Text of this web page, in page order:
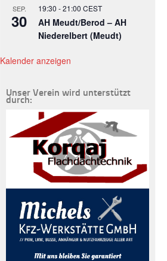
SEP.
30
19:30 -21:00 CEST
AH Meudt/Berod – AH
Niederelbert (Meudt)
Kalender anzeigen
Unser Verein wird unterstützt
durch: